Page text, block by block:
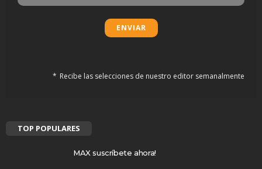
Recibe las selecciones de nuestro editor semanalmente
TOP POPULARES
MAX suscríbete ahora!